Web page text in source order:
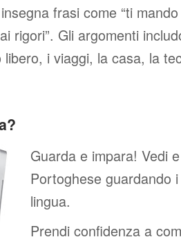
frasi come “ti
rigori”. Gli argomenti
i viaggi, la casa, la
Guarda e impara! Vedi
Portoghese guardando
lingua.
Prendi confidenza a